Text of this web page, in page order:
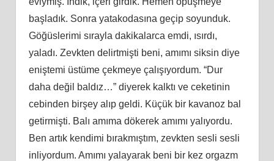
başladık. Sonra yatakodasına geçip soyunduk.
Göğüslerimi sırayla dakikalarca emdi, ısırdı,
yaladı. Zevkten delirtmişti beni, amımı siksin diye
eniştemi üstüme çekmeye çalışıyordum. “Dur
daha değil baldız…” diyerek kalktı ve ceketinin
cebinden birşey alıp geldi. Küçük bir kavanoz bal
getirmişti. Balı amıma dökerek amımı yalıyordu.
Ben artık kendimi bırakmıştım, zevkten sesli sesli
inliyordum. Amımı yalayarak beni bir kez orgazm